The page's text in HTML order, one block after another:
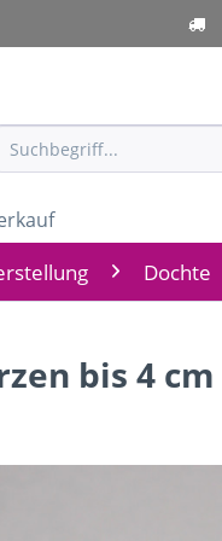
Dochte
bis 4 cm